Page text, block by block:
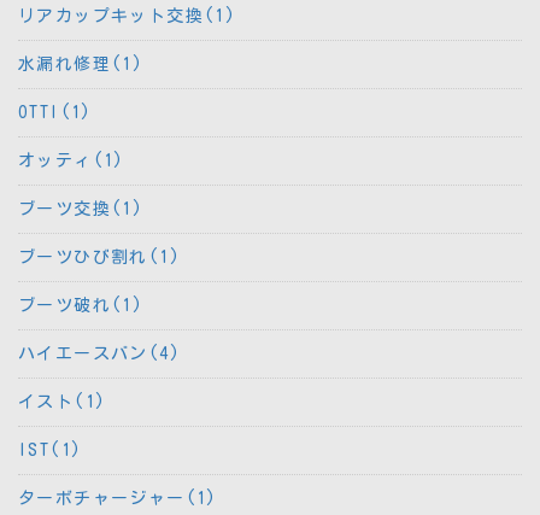
リアカップキット交換(1)
水漏れ修理(1)
OTTI(1)
オッティ(1)
ブーツ交換(1)
ブーツひび割れ(1)
ブーツ破れ(1)
ハイエースバン(4)
イスト(1)
IST(1)
ターボチャージャー(1)